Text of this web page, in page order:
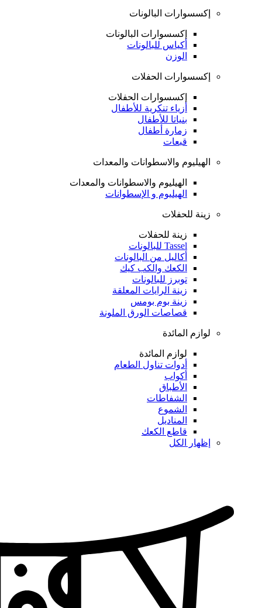
إكسسوارات البالونات
إكسسوارات البالونات
أكياس للبالونات
الوزن
إكسسوارات الحفلات
إكسسوارات الحفلات
أزياء تنكرية للأطفال
بنياتا للأطفال
زمارة أطفال
قبعات
الهيليوم والاسطوانات والمعدات
الهيليوم والاسطوانات والمعدات
الهيليوم و الإسطوانات
زينة للحفلات
زينة للحفلات
Tassel للبالونات
أكاليل من البالونات
الكعك والكب كيك
توبرز للبالونات
زينة الرايات المعلقة
زينة بوم بومس
قصاصات الورق الملونة
لوازم المائدة
لوازم المائدة
أدوات تناول الطعام
أكواب
الأطباق
الشفاطات
الشموع
المناديل
قاطع الكعك
إظهار الكل